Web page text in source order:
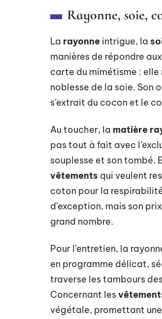
Rayonne, soie,
La rayonne intrigue, la
manières de répondre
carte du mimétisme :
noblesse de la soie. Son
s’extrait du cocon et le
Au toucher, la matière
pas tout à fait avec
souplesse et son tombé.
vêtements qui veulent
coton pour la
d’exception, mais son
grand nombre.
Pour l’entretien, la
en programme délicat,
traverse les tambours
Concernant les
végétale, promettant